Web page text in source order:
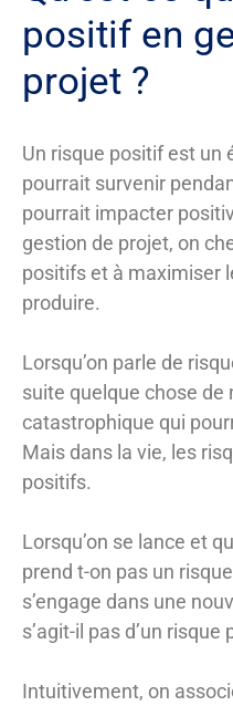
positif en
projet ?
Un risque positif est un
pourrait survenir
pourrait impacter
gestion de projet, on
positifs et à maximiser
produire.
Lorsqu’on parle de
suite quelque chose de
catastrophique qui
Mais dans la vie, les
positifs.
Lorsqu’on se lance et
prend t-on pas un
s’engage dans une
s’agit-il pas d’un risque
Intuitivement, on